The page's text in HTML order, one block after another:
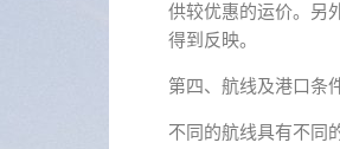
供较优惠的运价。另
得到反映。
第四、航线及港口条
不同的航线具有不同